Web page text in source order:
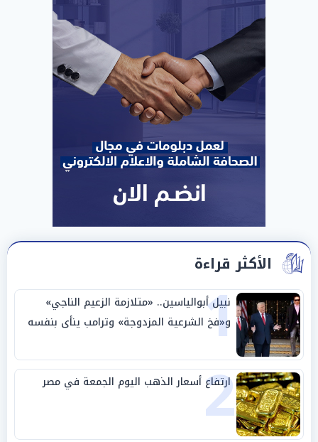
الأكثر قراءة
1
نبيل أبوالياسين.. «متلازمة الزعيم الناجي»
و«فخ الشرعية المزدوجة» وترامب ينأى بنفسه
وحليفه في «ميتم استراتيجي»
2
ارتفاع أسعار الذهب اليوم الجمعة في مصر